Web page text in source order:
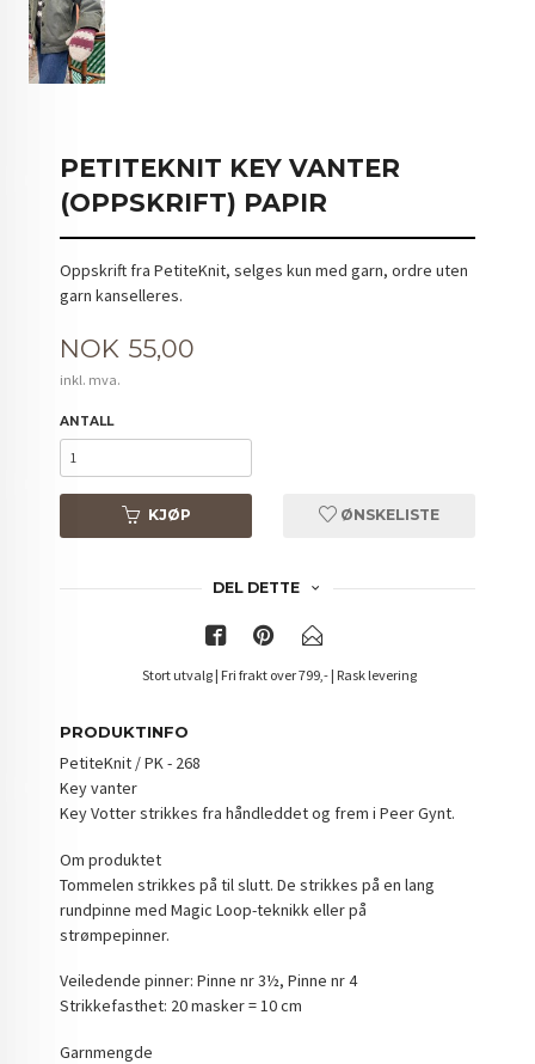
PETITEKNIT KEY VANTER
(OPPSKRIFT) PAPIR
Oppskrift fra PetiteKnit, selges kun med garn, ordre uten
garn kanselleres.
Pris
NOK 55,00
inkl. mva.
ANTALL
KJØP ØNSKELISTE
DEL DETTE
Stort utvalg | Fri frakt over 799,- | Rask levering
PRODUKTINFO
PetiteKnit / PK - 268
Key vanter
Key Votter strikkes fra håndleddet og frem i Peer Gynt.
Om produktet
Tommelen strikkes på til slutt. De strikkes på en lang
rundpinne med Magic Loop-teknikk eller på
strømpepinner.
Veiledende pinner: Pinne nr 3½, Pinne nr 4
Strikkefasthet: 20 masker = 10 cm
Garnmengde